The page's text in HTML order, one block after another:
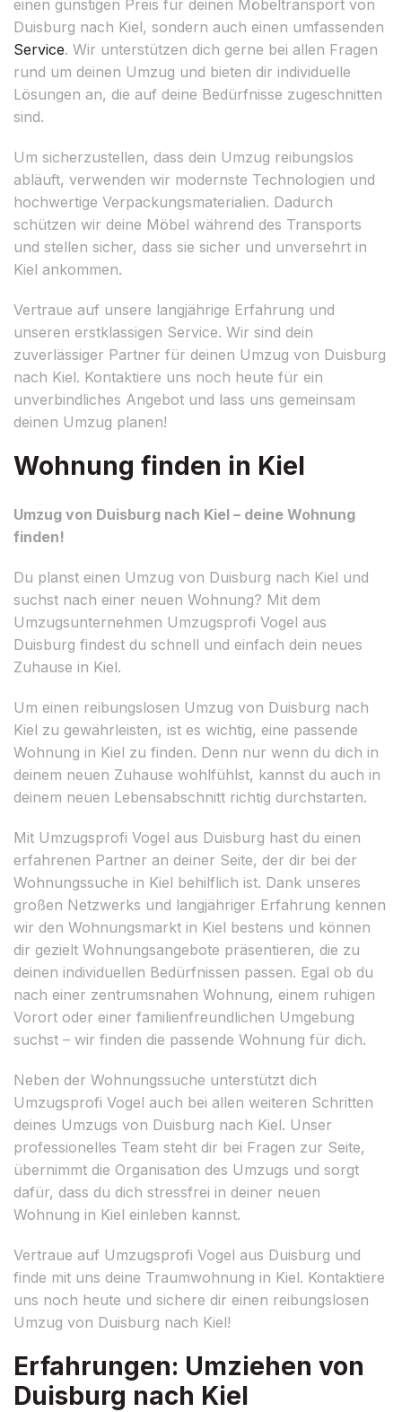
einen günstigen Preis für deinen Möbeltransport von
Duisburg nach Kiel, sondern auch einen umfassenden
Service. Wir unterstützen dich gerne bei allen Fragen
rund um deinen Umzug und bieten dir individuelle
Lösungen an, die auf deine Bedürfnisse zugeschnitten
sind.
Um sicherzustellen, dass dein Umzug reibungslos
abläuft, verwenden wir modernste Technologien und
hochwertige Verpackungsmaterialien. Dadurch
schützen wir deine Möbel während des Transports
und stellen sicher, dass sie sicher und unversehrt in
Kiel ankommen.
Vertraue auf unsere langjährige Erfahrung und
unseren erstklassigen Service. Wir sind dein
zuverlässiger Partner für deinen Umzug von Duisburg
nach Kiel. Kontaktiere uns noch heute für ein
unverbindliches Angebot und lass uns gemeinsam
deinen Umzug planen!
Wohnung finden in Kiel
Umzug von Duisburg nach Kiel – deine Wohnung
finden!
Du planst einen Umzug von Duisburg nach Kiel und
suchst nach einer neuen Wohnung? Mit dem
Umzugsunternehmen Umzugsprofi Vogel aus
Duisburg findest du schnell und einfach dein neues
Zuhause in Kiel.
Um einen reibungslosen Umzug von Duisburg nach
Kiel zu gewährleisten, ist es wichtig, eine passende
Wohnung in Kiel zu finden. Denn nur wenn du dich in
deinem neuen Zuhause wohlfühlst, kannst du auch in
deinem neuen Lebensabschnitt richtig durchstarten.
Mit Umzugsprofi Vogel aus Duisburg hast du einen
erfahrenen Partner an deiner Seite, der dir bei der
Wohnungssuche in Kiel behilflich ist. Dank unseres
großen Netzwerks und langjähriger Erfahrung kennen
wir den Wohnungsmarkt in Kiel bestens und können
dir gezielt Wohnungsangebote präsentieren, die zu
deinen individuellen Bedürfnissen passen. Egal ob du
nach einer zentrumsnahen Wohnung, einem ruhigen
Vorort oder einer familienfreundlichen Umgebung
suchst – wir finden die passende Wohnung für dich.
Neben der Wohnungssuche unterstützt dich
Umzugsprofi Vogel auch bei allen weiteren Schritten
deines Umzugs von Duisburg nach Kiel. Unser
professionelles Team steht dir bei Fragen zur Seite,
übernimmt die Organisation des Umzugs und sorgt
dafür, dass du dich stressfrei in deiner neuen
Wohnung in Kiel einleben kannst.
Vertraue auf Umzugsprofi Vogel aus Duisburg und
finde mit uns deine Traumwohnung in Kiel. Kontaktiere
uns noch heute und sichere dir einen reibungslosen
Umzug von Duisburg nach Kiel!
Erfahrungen: Umziehen von
Duisburg nach Kiel